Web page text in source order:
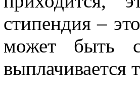
стипендия –
может быть
выплачивается